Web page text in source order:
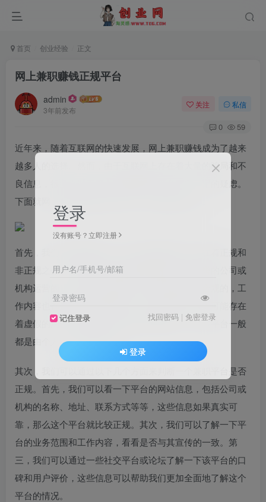
首页 创业经验 正文
网上兼职赚钱正规平台
admin
3年前发布
关注 私信
0 59
近年来，随着互联网的快速发展，网上兼职赚钱成为了越来
越多人的选择。然而，由于互联网上存在着大量的骗局和不
良信息，很多人对于网上兼职赚钱的平台存在一定的疑虑。
下面就网上兼职赚钱正规平台这一话题进行探讨。
首先，我们需要明确的是，网上兼职赚钱平台存在着正规和
非正规之分。正规的平台通常都是由有实力和信誉的公司或
机构运营的，这些平台的兼职工作内容都是合法合规的，工
作内容也都是有规定和保障的。而非正规的平台则可能存在
着虚假的广告、虚构的工作内容等诈骗行为，这些平台一般
都是由个人或小团队运营的。
其次，我们可以通过以下几个方面来判断一个兼职平台是否
正规。首先，我们可以看一下平台的网站信息，包括公司或
机构的名称、地址、联系方式等等，这些信息如果真实可
靠，那么这个平台就比较正规。其次，我们可以了解一下平
台的业务范围和工作内容，看看是否与其宣传的一致。第
三，我们可以通过一些社交平台或论坛了解一下该平台的口
碑和用户评价，这些信息可以帮助我们更加全面地了解这个
平台的情况。
登录
没有账号？立即注册
用户名/手机号/邮箱
登录密码
记住登录 找回密码 | 免密登录
登录